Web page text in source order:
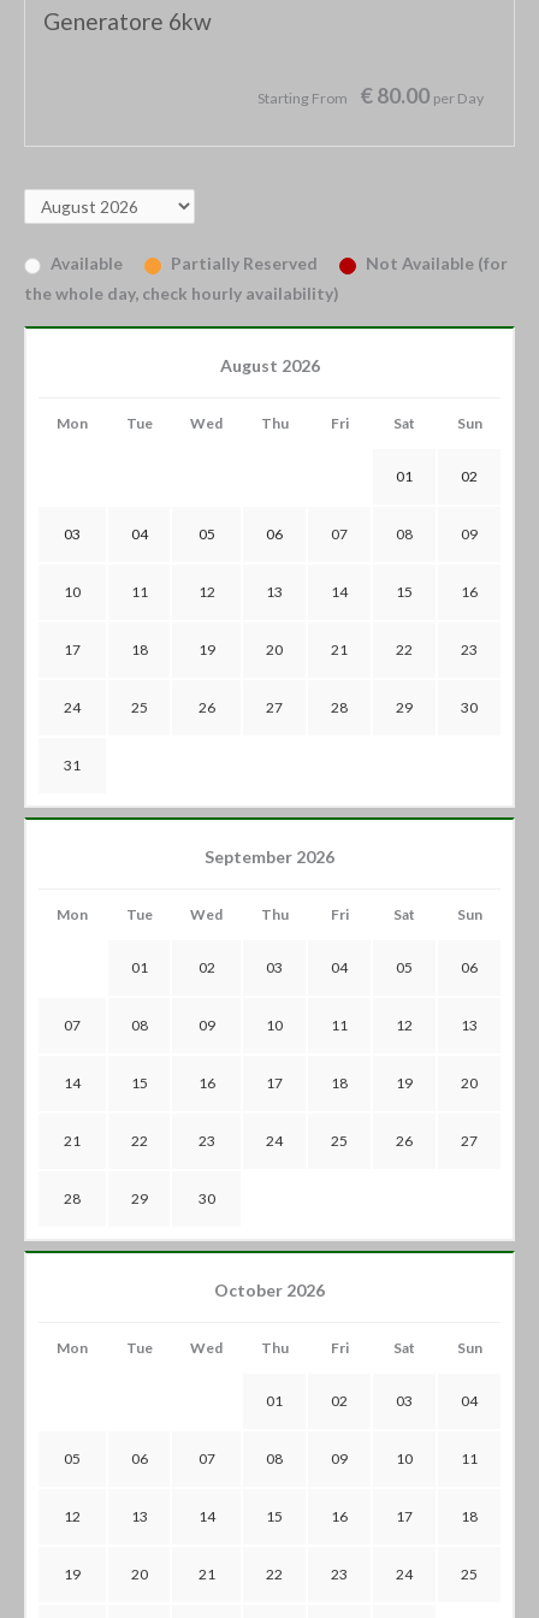
Generatore 6kw
Starting From € 80.00 per Day
Available Partially Reserved
Not Available (for
the whole day, check hourly availability)
August 2026
Mon Tue Wed Thu Fri Sat Sun
01 02
03 04 05 06 07 08 09
10 11 12 13 14 15 16
17 18 19 20 21 22 23
24 25 26 27 28 29 30
31
September 2026
Mon Tue Wed Thu Fri Sat Sun
01 02 03 04 05 06
07 08 09 10 11 12 13
14 15 16 17 18 19 20
21 22 23 24 25 26 27
28 29 30
October 2026
Mon Tue Wed Thu Fri Sat Sun
01 02 03 04
05 06 07 08 09 10 11
12 13 14 15 16 17 18
19 20 21 22 23 24 25